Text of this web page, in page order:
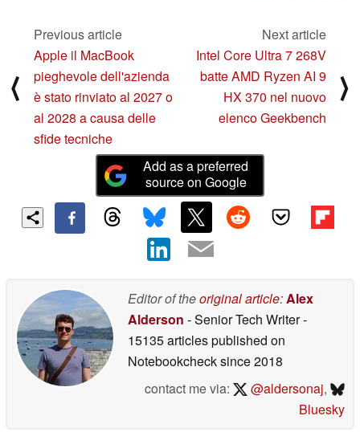
⟨
Previous article
Apple il MacBook
pieghevole dell'azienda
è stato rinviato al 2027 o
al 2028 a causa delle
sfide tecniche
Next article
Intel Core Ultra 7 268V
batte AMD Ryzen AI 9
HX 370 nel nuovo
elenco Geekbench
⟩
Add as a preferred
source on Google
Editor of theoriginal article: Alex
Alderson - Senior Tech Writer-
15135 articles published on
Notebookchecksince 2018
contact me via:
@aldersonaj,
Bluesky